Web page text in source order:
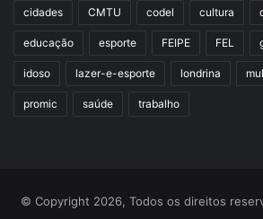
cidades CMTU codel cultura
educação esporte FEIPE FEL
idoso lazer-e-esporte londrina
promic saúde trabalho
© Copyright 2026, Todos os direitos